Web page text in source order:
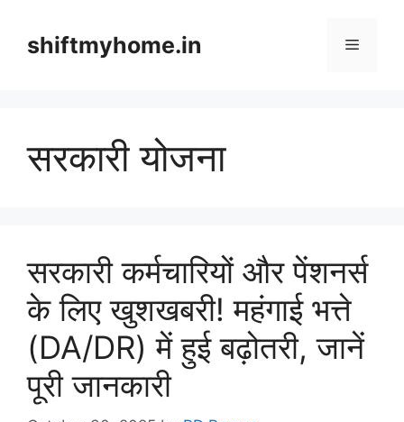
contentshiftmyhome.in Menu
सरकारी योजना
सरकारी कर्मचारियों और पेंशनर्स
के लिए खुशखबरी! महंगाई भत्ते
(DA/DR) में हुई बढ़ोतरी, जानें
पूरी जानकारी